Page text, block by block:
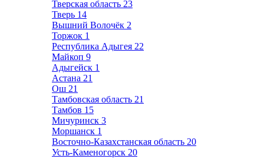
Тверская область 23
Тверь 14
Вышний Волочёк 2
Торжок 1
Республика Адыгея 22
Майкоп 9
Адыгейск 1
Астана 21
Ош 21
Тамбовская область 21
Тамбов 15
Мичуринск 3
Моршанск 1
Восточно-Казахстанская область 20
Усть-Каменогорск 20